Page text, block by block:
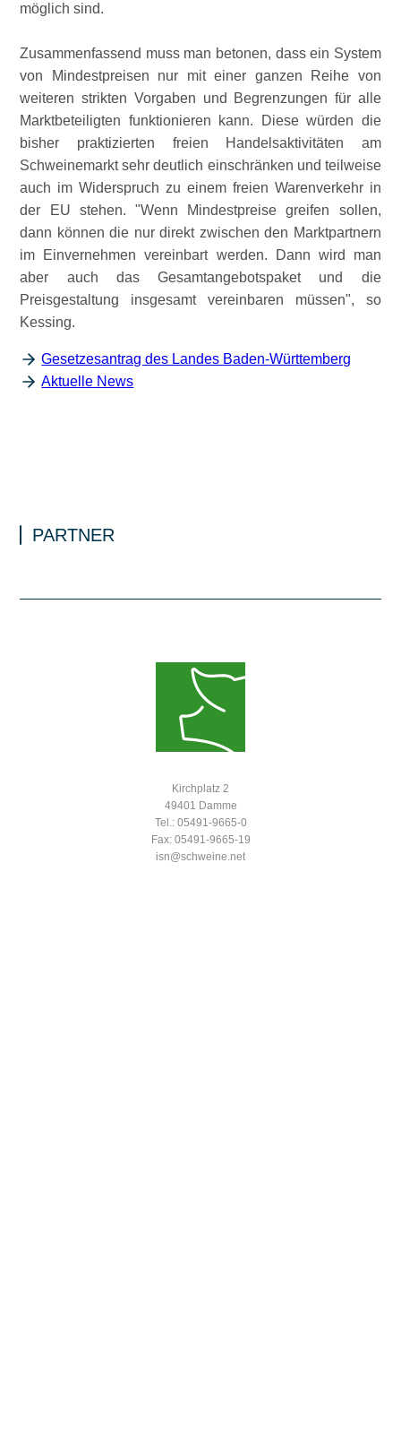
möglich sind.
Zusammenfassend muss man betonen, dass ein System
von Mindestpreisen nur mit einer ganzen Reihe von
weiteren strikten Vorgaben und Begrenzungen für alle
Marktbeteiligten funktionieren kann. Diese würden die
bisher praktizierten freien Handelsaktivitäten am
Schweinemarkt sehr deutlich einschränken und teilweise
auch im Widerspruch zu einem freien Warenverkehr in
der EU stehen.
Wenn Mindestpreise greifen sollen,
dann können die nur direkt zwischen den Marktpartnern
im Einvernehmen vereinbart werden. Dann wird man
aber auch das Gesamtangebotspaket und die
Preisgestaltung insgesamt vereinbaren müssen , so
Kessing.
Gesetzesantrag des Landes Baden-Württemberg
Aktuelle News
PARTNER
Kirchplatz 2
49401 Damme
Tel.: 05491-9665-0
Fax: 05491-9665-19
isn@schweine.net